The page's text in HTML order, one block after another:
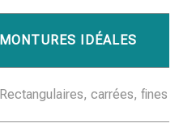
MONTURES IDÉALES
Rectangulaires, carrées, fines